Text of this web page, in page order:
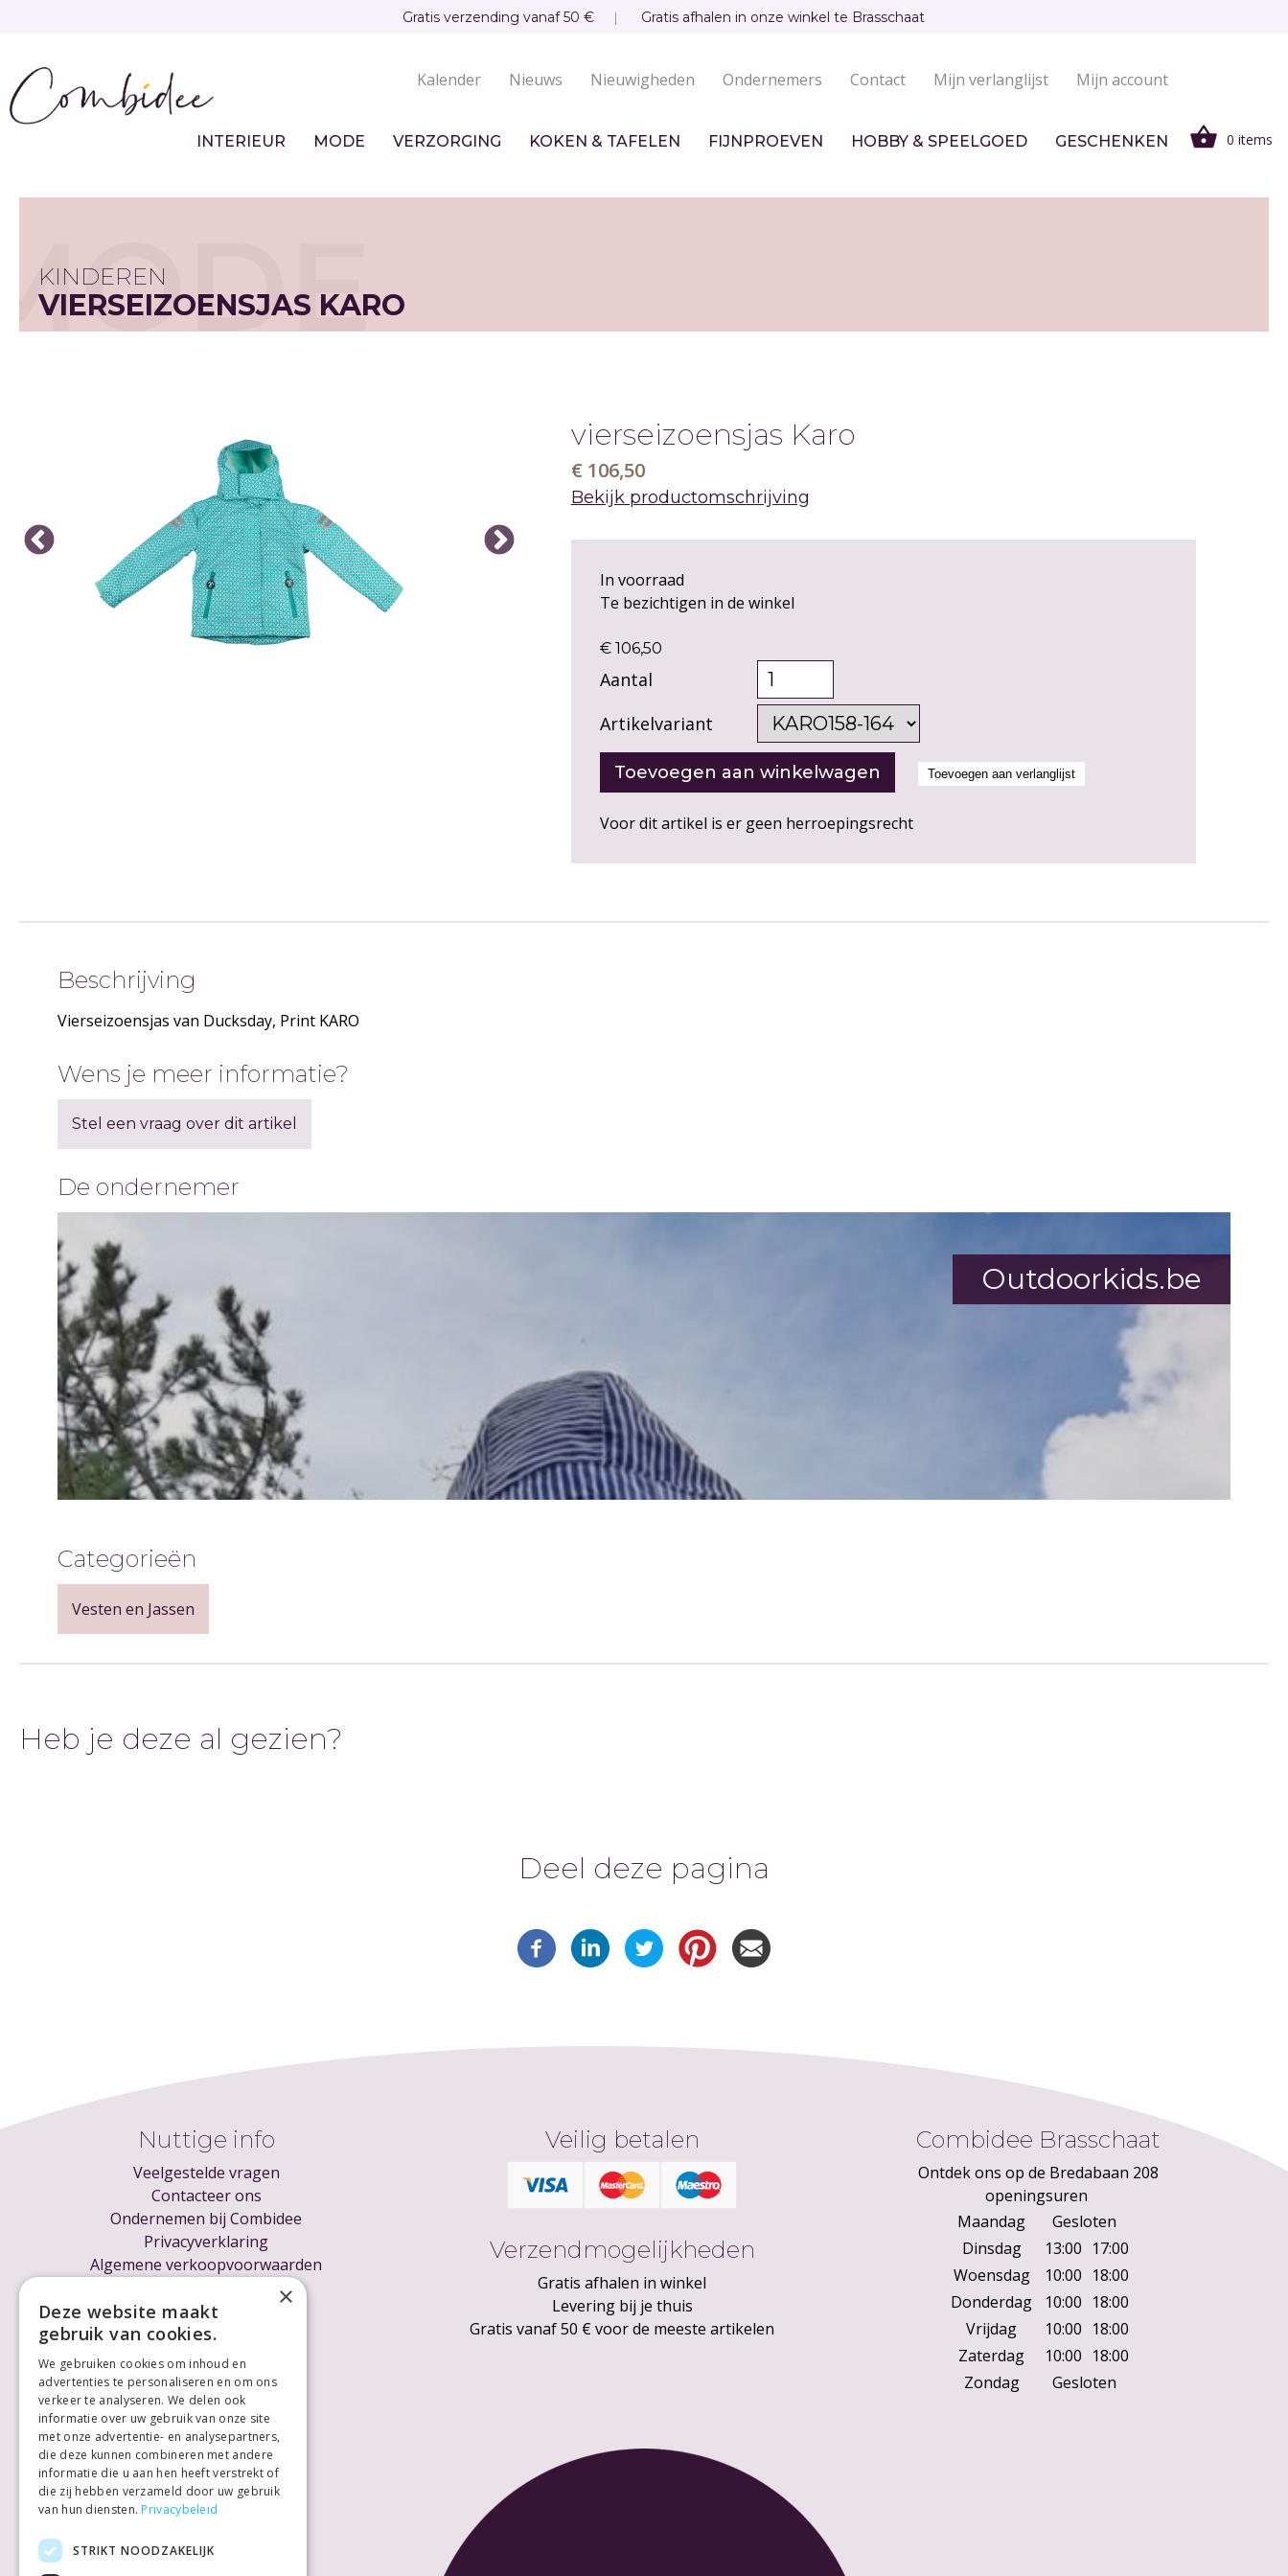
inhoud
gaan
Gratis verzending vanaf 50 € Gratis afhalen in onze winkel te Brasschaat
navigatie
Kalender Nieuws Nieuwigheden Ondernemers Contact Mijn verlanglijst Mijn account
INTERIEUR MODE VERZORGING KOKEN & TAFELEN FIJNPROEVEN HOBBY & SPEELGOED GESCHENKEN 0 items
KINDEREN
VIERSEIZOENSJAS KARO
vierseizoensjas Karo
€ 106,50
Bekijk productomschrijving
In voorraad
Te bezichtigen in de winkel
€ 106,50
Aantal
Artikelvariant
Voor dit artikel is er geen herroepingsrecht
Beschrijving
Vierseizoensjas van Ducksday, Print KARO
Wens je meer informatie?
Stel een vraag over dit artikel
De ondernemer
Outdoorkids.be
Categorieën
Vesten en Jassen
Heb je deze al gezien?
Deel deze pagina
Nuttige info
Veelgestelde vragen
Contacteer ons
Ondernemen bij Combidee
Privacyverklaring
Algemene verkoopvoorwaarden
Voor ondernemers
Veilig betalen
Verzendmogelijkheden
Gratis afhalen in winkel
Levering bij je thuis
Gratis vanaf 50 € voor de meeste artikelen
Combidee Brasschaat
Ontdek ons op de Bredabaan 208
openingsuren
Maandag
Gesloten
Dinsdag
13:00 17:00
Woensdag
10:00 18:00
Donderdag
10:00 18:00
Vrijdag
10:00 18:00
Zaterdag
10:00 18:00
Zondag
Gesloten
×
Deze website maakt
gebruik van cookies.
We gebruiken cookies om inhoud en
advertenties te personaliseren en om ons
verkeer te analyseren. We delen ook
informatie over uw gebruik van onze site
met onze advertentie- en analysepartners,
die deze kunnen combineren met andere
informatie die u aan hen heeft verstrekt of
die zij hebben verzameld door uw gebruik
van hun diensten. Privacybeleid
STRIKT NOODZAKELIJK